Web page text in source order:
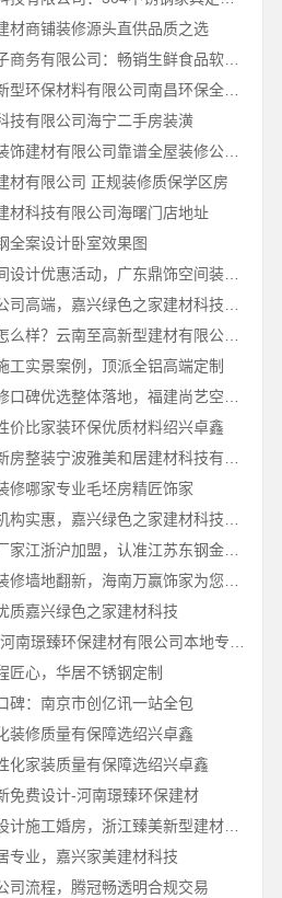
材商铺装修源头直供品质之选
湖北省惠物电子商务有限公司：畅销生鲜食品软件功能解析
江西尚宅尚品新型环保材料有限公司南昌环保全屋定制口碑
技有限公司海宁二手房装潢
南通宏域全宅装饰建材有限公司靠谱全屋装修公司价格
材有限公司 正规装修质保学区房
材科技有限公司海曙门店地址
全案设计卧室效果图
珠三角靠谱空间设计优惠活动，广东鼎饰空间装饰工程有限公司
滇中家装设计怎么样？云南至高新型建材有限公司专业靠谱
工实景案例，顶派全铝高端定制
价比家装环保优质材料绍兴卓鑫
修哪家专业毛坯房精匠饰家
不锈钢浴室柜厂家江浙沪加盟，认准江苏东钢金属科技有限公司
质嘉兴绿色之家建材科技
匠心，华居不锈钢定制
碑：南京市创亿讯一站全包
装修质量有保障选绍兴卓鑫
化家装质量有保障选绍兴卓鑫
免费设计-河南璟臻环保建材
直营住宅装修设计施工婚房，浙江臻美新型建材有限公司打造爱巢
专业，嘉兴家美建材科技
司流程，腾冠畅透明合规交易